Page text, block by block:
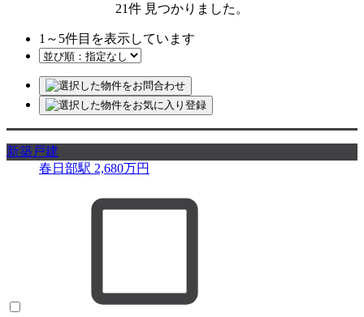
21件 見つかりました。
1 ～ 5件目を表示しています
新築戸建
春日部駅 2,680万円